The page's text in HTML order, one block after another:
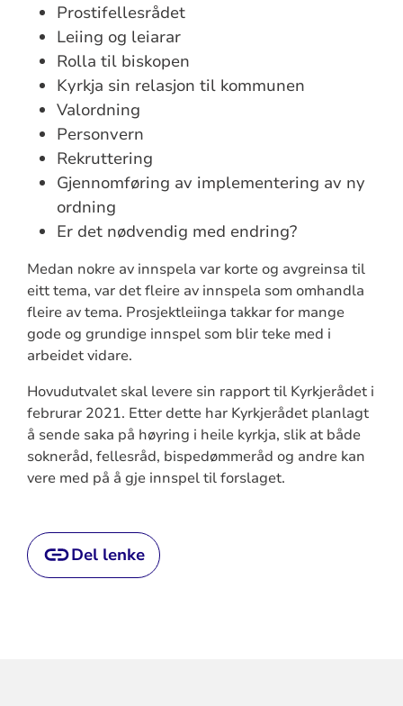
Prostifellesrådet
Leiing og leiarar
Rolla til biskopen
Kyrkja sin relasjon til kommunen
Valordning
Personvern
Rekruttering
Gjennomføring av implementering av ny
ordning
Er det nødvendig med endring?
Medan nokre av innspela var korte og avgreinsa til
eitt tema, var det fleire av innspela som omhandla
fleire av tema. Prosjektleiinga takkar for mange
gode og grundige innspel som blir teke med i
arbeidet vidare.
Hovudutvalet skal levere sin rapport til Kyrkjerådet i
februrar 2021. Etter dette har Kyrkjerådet planlagt
å sende saka på høyring i heile kyrkja, slik at både
sokneråd, fellesråd, bispedømmeråd og andre kan
vere med på å gje innspel til forslaget.
Del lenke